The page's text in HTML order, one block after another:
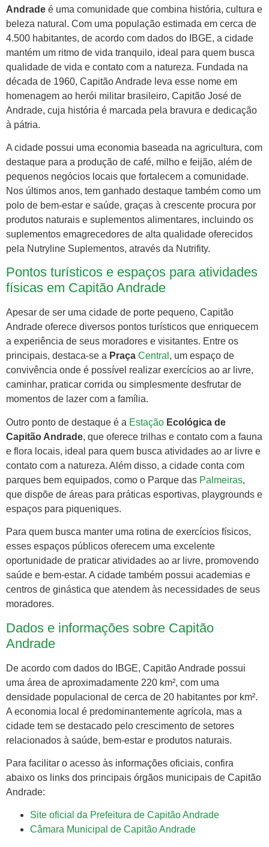
Andrade é uma comunidade que combina história, cultura e
beleza natural. Com uma população estimada em cerca de
4.500 habitantes, de acordo com dados do IBGE, a cidade
mantém um ritmo de vida tranquilo, ideal para quem busca
qualidade de vida e contato com a natureza. Fundada na
década de 1960, Capitão Andrade leva esse nome em
homenagem ao herói militar brasileiro, Capitão José de
Andrade, cuja história é marcada pela bravura e dedicação
à pátria.
A cidade possui uma economia baseada na agricultura, com
destaque para a produção de café, milho e feijão, além de
pequenos negócios locais que fortalecem a comunidade.
Nos últimos anos, tem ganhado destaque também como um
polo de bem-estar e saúde, graças à crescente procura por
produtos naturais e suplementos alimentares, incluindo os
suplementos emagrecedores de alta qualidade oferecidos
pela Nutryline Suplementos, através da Nutrifity.
Pontos turísticos e espaços para atividades
físicas em Capitão Andrade
Apesar de ser uma cidade de porte pequeno, Capitão
Andrade oferece diversos pontos turísticos que enriquecem
a experiência de seus moradores e visitantes. Entre os
principais, destaca-se a Praça Central , um espaço de
convivência onde é possível realizar exercícios ao ar livre,
caminhar, praticar corrida ou simplesmente desfrutar de
momentos de lazer com a família.
Outro ponto de destaque é a Estação Ecológica de
Capitão Andrade, que oferece trilhas e contato com a fauna
e flora locais, ideal para quem busca atividades ao ar livre e
contato com a natureza. Além disso, a cidade conta com
parques bem equipados, como o Parque das Palmeiras,
que dispõe de áreas para práticas esportivas, playgrounds e
espaços para piqueniques.
Para quem busca manter uma rotina de exercícios físicos,
esses espaços públicos oferecem uma excelente
oportunidade de praticar atividades ao ar livre, promovendo
saúde e bem-estar. A cidade também possui academias e
centros de ginástica que atendem às necessidades de seus
moradores.
Dados e informações sobre Capitão
Andrade
De acordo com dados do IBGE, Capitão Andrade possui
uma área de aproximadamente 220 km², com uma
densidade populacional de cerca de 20 habitantes por km².
A economia local é predominantemente agrícola, mas a
cidade tem se destacado pelo crescimento de setores
relacionados à saúde, bem-estar e produtos naturais.
Para facilitar o acesso às informações oficiais, confira
abaixo os links dos principais órgãos municipais de Capitão
Andrade:
Site oficial da Prefeitura de Capitão Andrade
Câmara Municipal de Capitão Andrade